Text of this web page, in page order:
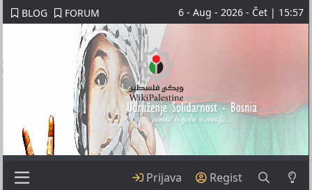
BLOG FORUM 6 - Aug - 2026 - Čet | 15:57
Prijava Regist